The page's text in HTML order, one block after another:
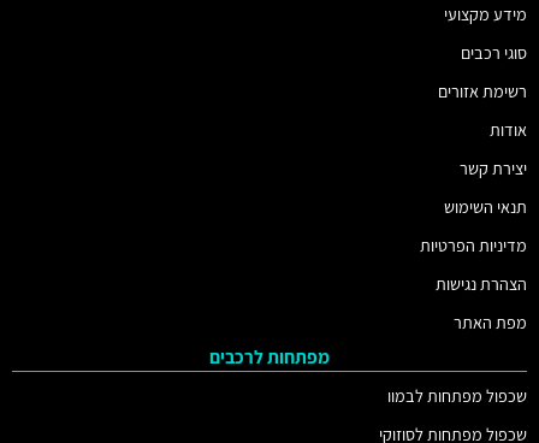
מידע מקצועי
סוגי רכבים
רשימת אזורים
אודות
יצירת קשר
תנאי השימוש
מדיניות הפרטיות
הצהרת נגישות
מפת האתר
מפתחות לרכבים
שכפול מפתחות לבמוו
שכפול מפתחות לסוזוקי